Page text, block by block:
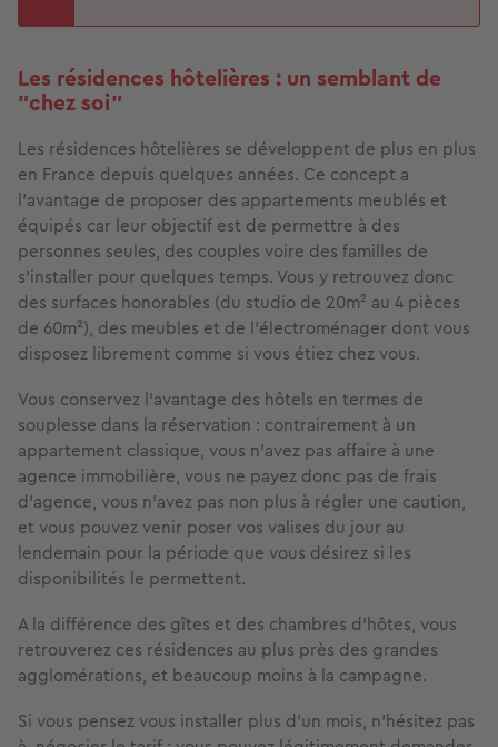
Les résidences hôtelières : un semblant de
"chez soi"
Les résidences hôtelières se développent de plus en plus
en France depuis quelques années. Ce concept a
l’avantage de proposer des appartements meublés et
équipés car leur objectif est de permettre à des
personnes seules, des couples voire des familles de
s’installer pour quelques temps. Vous y retrouvez donc
des surfaces honorables (du studio de 20m² au 4 pièces
de 60m²), des meubles et de l’électroménager dont vous
disposez librement comme si vous étiez chez vous.
Vous conservez l’avantage des hôtels en termes de
souplesse dans la réservation : contrairement à un
appartement classique, vous n’avez pas affaire à une
agence immobilière, vous ne payez donc pas de frais
d’agence, vous n’avez pas non plus à régler une caution,
et vous pouvez venir poser vos valises du jour au
lendemain pour la période que vous désirez si les
disponibilités le permettent.
A la différence des gîtes et des chambres d’hôtes, vous
retrouverez ces résidences au plus près des grandes
agglomérations, et beaucoup moins à la campagne.
Si vous pensez vous installer plus d’un mois, n’hésitez pas